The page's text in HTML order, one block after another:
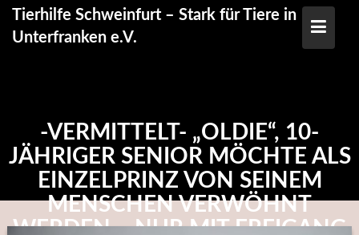
Skip
content
Tierhilfe Schweinfurt – Stark für Tiere in
Unterfranken e.V.
-VERMITTELT- „OLDIE“, 10-
JÄHRIGER SENIOR MÖCHTE ALS
EINZELPRINZ VON SEINEM
MENSCHEN VERWÖHNT
WERDEN – NUR MIT FREIGANG